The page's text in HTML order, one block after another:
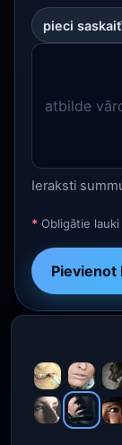
pieci
Ieraksti
* Obligātie lauki
Pievienot